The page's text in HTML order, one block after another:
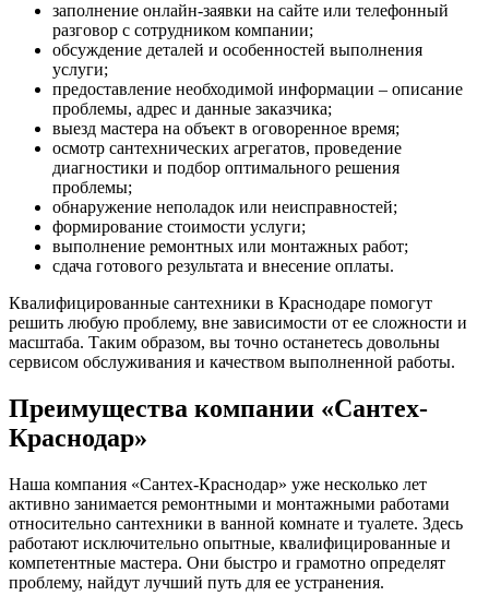
заполнение онлайн-заявки на сайте или телефонный
разговор с сотрудником компании;
обсуждение деталей и особенностей выполнения
услуги;
предоставление необходимой информации – описание
проблемы, адрес и данные заказчика;
выезд мастера на объект в оговоренное время;
осмотр сантехнических агрегатов, проведение
диагностики и подбор оптимального решения
проблемы;
обнаружение неполадок или неисправностей;
формирование стоимости услуги;
выполнение ремонтных или монтажных работ;
сдача готового результата и внесение оплаты.
Квалифицированные сантехники в Краснодаре помогут
решить любую проблему, вне зависимости от ее сложности и
масштаба. Таким образом, вы точно останетесь довольны
сервисом обслуживания и качеством выполненной работы.
Преимущества компании «Сантех-
Краснодар»
Наша компания «Сантех-Краснодар» уже несколько лет
активно занимается ремонтными и монтажными работами
относительно сантехники в ванной комнате и туалете. Здесь
работают исключительно опытные, квалифицированные и
компетентные мастера. Они быстро и грамотно определят
проблему, найдут лучший путь для ее устранения.